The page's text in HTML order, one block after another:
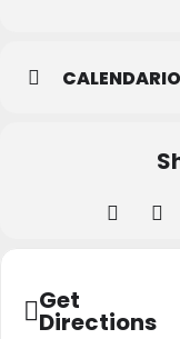
CALENDARIO
Get
Directions